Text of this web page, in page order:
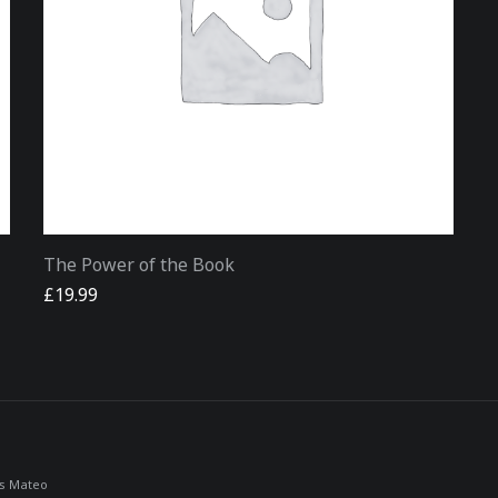
The Power of the Book
£19.99
Mateo